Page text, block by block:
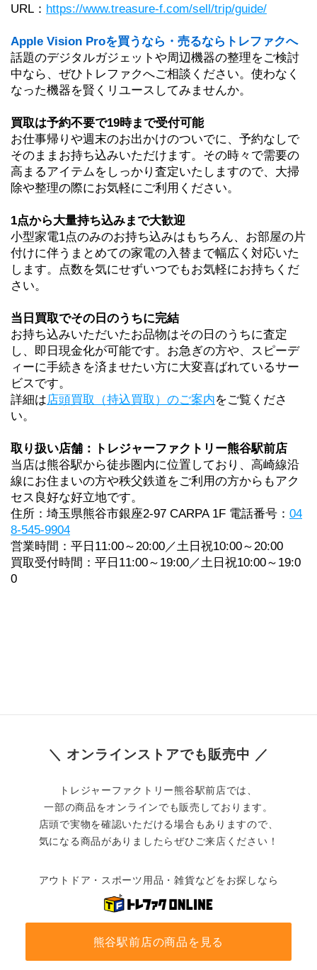
URL： https://www.treasure-f.com/sell/trip/guide/
Apple Vision Proを買うなら・売るならトレファクへ
話題のデジタルガジェットや周辺機器の整理をご検討
中なら、ぜひトレファクへご相談ください。使わなく
なった機器を賢くリユースしてみませんか。
買取は予約不要で19時まで受付可能
お仕事帰りや週末のお出かけのついでに、予約なしで
そのままお持ち込みいただけます。その時々で需要の
高まるアイテムをしっかり査定いたしますので、大掃
除や整理の際にお気軽にご利用ください。
1点から大量持ち込みまで大歓迎
小型家電1点のみのお持ち込みはもちろん、お部屋の片
付けに伴うまとめての家電の入替まで幅広く対応いた
します。点数を気にせずいつでもお気軽にお持ちくだ
さい。
当日買取でその日のうちに完結
お持ち込みいただいたお品物はその日のうちに査定
し、即日現金化が可能です。お急ぎの方や、スピーデ
ィーに手続きを済ませたい方に大変喜ばれているサー
ビスです。
詳細は店頭買取（持込買取）のご案内をご覧くださ
い。
取り扱い店舗：トレジャーファクトリー熊谷駅前店
当店は熊谷駅から徒歩圏内に位置しており、高崎線沿
線にお住まいの方や秩父鉄道をご利用の方からもアク
セス良好な好立地です。
住所：埼玉県熊谷市銀座2-97 CARPA 1F 電話番号： 04
8-545-9904
営業時間：平日11:00～20:00／土日祝10:00～20:00
買取受付時間：平日11:00～19:00／土日祝10:00～19:0
0
＼ オンラインストアでも販売中 ／
トレジャーファクトリー熊谷駅前店では、
一部の商品をオンラインでも販売しております。
店頭で実物を確認いただける場合もありますので、
気になる商品がありましたらぜひご来店ください！
アウトドア・スポーツ用品・雑貨などをお探しなら
熊谷駅前店の商品を見る